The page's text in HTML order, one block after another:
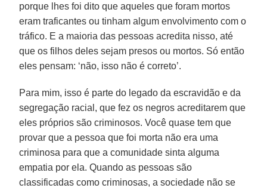
porque lhes foi dito que aqueles que foram mortos
eram traficantes ou tinham algum envolvimento com o
tráfico. E a maioria das pessoas acredita nisso, até
que os filhos deles sejam presos ou mortos. Só então
eles pensam: ‘não, isso não é correto’.
Para mim, isso é parte do legado da escravidão e da
segregação racial, que fez os negros acreditarem que
eles próprios são criminosos. Você quase tem que
provar que a pessoa que foi morta não era uma
criminosa para que a comunidade sinta alguma
empatia por ela. Quando as pessoas são
classificadas como criminosas, a sociedade não se